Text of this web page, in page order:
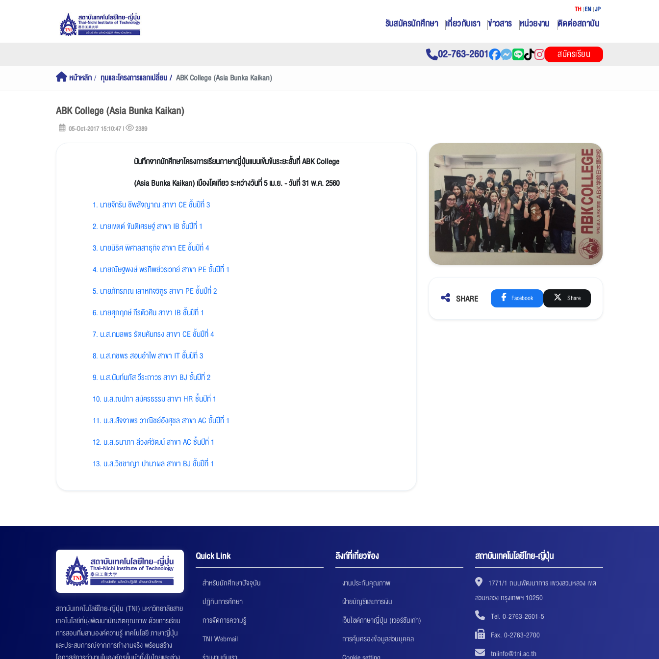
รับสมัครนักศึกษา เกี่ยวกับเรา ข่าวสาร หน่วยงาน ติดต่อสถาบัน
TH EN JP
02-763-2601 สมัครเรียน
หน้าหลัก ทุนและโครงการแลกเปลี่ยน ABK College (Asia Bunka Kaikan)
ABK College (Asia Bunka Kaikan)
05-Oct-2017 15:10:47 | 2389
บันทึกจากนักศึกษาโครงการเรียนภาษาญี่ปุ่นแบบเข้มข้นระยะสั้นที่ ABK College
(Asia Bunka Kaikan) เมืองโตเกียว ระหว่างวันที่ 5 เม.ย. - วันที่ 31 พ.ค. 2560
1. นายจักริน ชีพสัจญาณ สาขา CE ชั้นปีที่ 3
2. นายเขตต์ ขันติเศรษฐ์ สาขา IB ชั้นปีที่ 1
3. นายนิธิศ พิศาลสาธุกิจ สาขา EE ชั้นปีที่ 4
4. นายณัษฐพงษ์ พรทิพย์วรเวทย์ สาขา PE ชั้นปีที่ 1
5. นายภัทรภณ เลาหกิจวิฑูร สาขา PE ชั้นปีที่ 2
6. นายศุภฤกษ์ กีรติวศิน สาขา IB ชั้นปีที่ 1
7. น.ส.กมลพร รัตนคันทรง สาขา CE ชั้นปีที่ 4
8. น.ส.กชพร สอนอำไพ สาขา IT ชั้นปีที่ 3
9. น.ส.นันท์นภัส วีระถาวร สาขา BJ ชั้นปีที่ 2
10. น.ส.ณปภา สมัครธรรม สาขา HR ชั้นปีที่ 1
11. น.ส.สัจจาพร วาณิชย์อังศุชล สาขา AC ชั้นปีที่ 1
12. น.ส.ธนาภา ลีวงศ์วัฒน์ สาขา AC ชั้นปีที่ 1
13. น.ส.วิชชาญา ปานาผล สาขา BJ ชั้นปีที่ 1
SHARE Facebook Share
สถาบันเทคโนโลยีไทย-ญี่ปุ่น (TNI) มหาวิทยาลัยสาย
เทคโนโลยีที่มุ่งพัฒนาบัณฑิตคุณภาพ ด้วยการเรียน
การสอนที่ผสานองค์ความรู้ เทคโนโลยี ภาษาญี่ปุ่น
และประสบการณ์จากการทำงานจริง พร้อมสร้าง
Quick Link
สำหรับนักศึกษาปัจจุบัน
ปฏิทินการศึกษา
การจัดการความรู้
TNI Webmail
ลิงก์ที่เกี่ยวข้อง
งานประกันคุณภาพ
ฝ่ายบัญชีและการเงิน
เว็บไซต์ภาษาญี่ปุ่น (เวอร์ชันเก่า)
การคุ้มครองข้อมูลส่วนบุคคล
สถาบันเทคโนโลยีไทย-ญี่ปุ่น
1771/1 ถนนพัฒนาการ แขวงสวนหลวง เขต
สวนหลวง กรุงเทพฯ 10250
Tel. 0-2763-2601-5
Fax. 0-2763-2700
tniinfo@tni.ac.th